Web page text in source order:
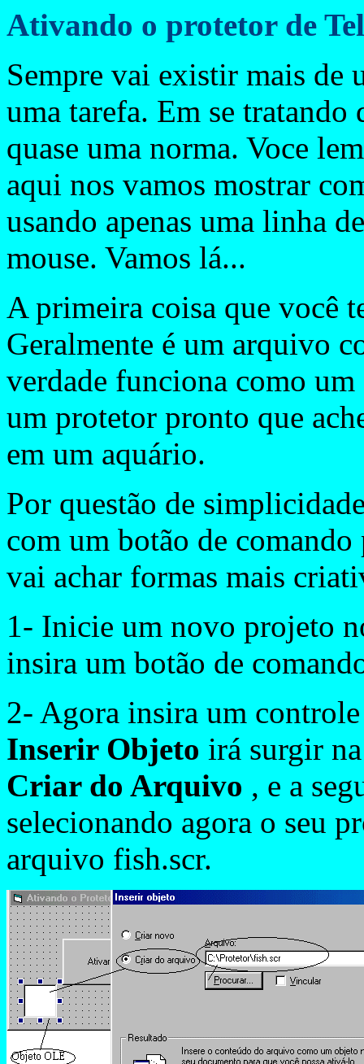
Ativando o protetor de
Sempre vai existir mais de
uma tarefa. Em se tratando
quase uma norma. Voce
aqui nos vamos mostrar
usando apenas uma linha
mouse. Vamos lá...
A primeira coisa que você
Geralmente é um arquivo
verdade funciona como
um protetor pronto que
em um aquário.
Por questão de
com um botão de
vai achar formas mais
1- Inicie um novo projeto
insira um botão de
2- Agora insira um
Inserir Objeto irá surgir
Criar do Arquivo , e a
selecionando agora o seu
arquivo fish.scr.